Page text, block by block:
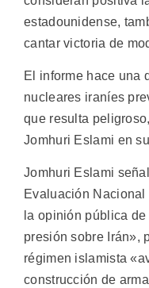
estadounidense,
cantar victoria de
El informe hace una
nucleares iraníes
que resulta
Jomhuri Eslami en
Jomhuri Eslami
Evaluación
la opinión pública
presión sobre Irán»,
régimen islamista
construcción de